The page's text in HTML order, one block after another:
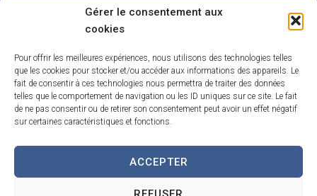
Gérer le consentement aux
cookies
Pour offrir les meilleures expériences, nous utilisons des technologies telles
que les cookies pour stocker et/ou accéder aux informations des appareils. Le
fait de consentir à ces technologies nous permettra de traiter des données
telles que le comportement de navigation ou les ID uniques sur ce site. Le fait
de ne pas consentir ou de retirer son consentement peut avoir un effet négatif
sur certaines caractéristiques et fonctions.
ACCEPTER
Accessibilité Contact
Traitement de données personnelles